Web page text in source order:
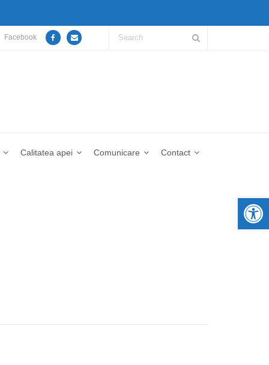
Facebook
Calitatea apei Comunicare Contact